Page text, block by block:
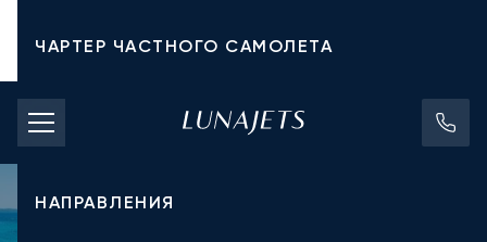
ЧАРТЕР ЧАСТНОГО САМОЛЕТА
СТОИМОСТЬ ЧАРТЕРА
ЧАСТНЫЕ САМОЛЕТЫ
НАПРАВЛЕНИЯ